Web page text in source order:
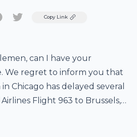
TwitterCopy Link
can I have your
We regret to inform you that
Chicago has delayed several
Flight 963 to Brussels,
at 10:30 from gate C-